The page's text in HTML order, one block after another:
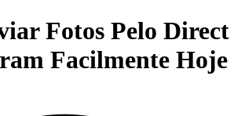
Fotos Pelo Direct
Facilmente Hoje